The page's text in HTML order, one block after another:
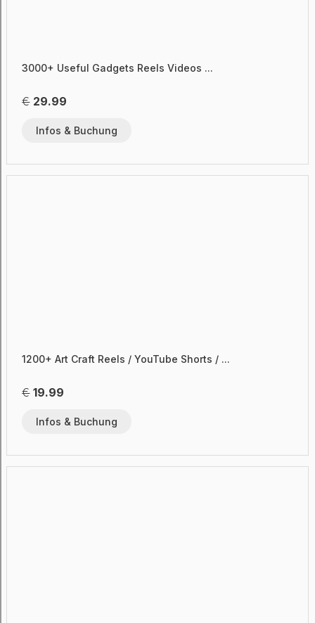
3000+ Useful Gadgets Reels Videos ...
€ 29.99
Infos & Buchung
1200+ Art Craft Reels / YouTube Shorts / ...
€ 19.99
Infos & Buchung